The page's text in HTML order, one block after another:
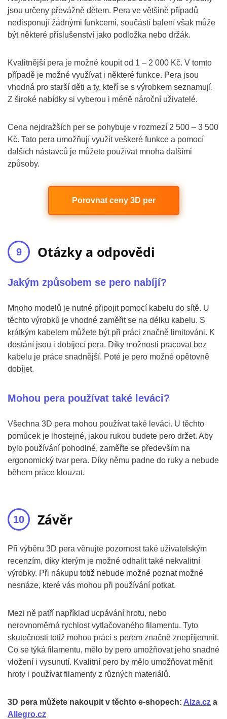
jsou určeny převážně dětem. Pera ve většině případů
nedisponují žádnými funkcemi, součástí balení však může
být některé příslušenství jako podložka nebo držák.
Kvalitnější pera je možné koupit od 1 – 2 000 Kč. V tomto
případě je možné využívat i některé funkce. Pera jsou
vhodná pro starší děti a ty, kteří se s výrobkem seznamují.
Z široké nabídky si vyberou i méně nároční uživatelé.
Cena nejdražších per se pohybuje v rozmezí 2 500 – 3 500
Kč. Tato pera umožňují využít veškeré funkce a pomocí
dalších nástavců je můžete používat mnoha dalšími
způsoby.
Porovnat ceny 3D per
Otázky a odpovědi
Jakým způsobem se pero nabíjí?
Mnoho modelů je nutné připojit pomocí kabelu do sítě. U
těchto výrobků je vhodné zaměřit se na délku kabelu. S
krátkým kabelem můžete být při práci značně limitováni. K
dostání jsou i dobíjecí pera. Díky možnosti pracovat bez
kabelu je práce snadnější. Poté je pero možné opětovně
dobíjet.
Mohou pera používat také leváci?
Všechna 3D pera mohou používat také leváci. U těchto
pomůcek je lhostejné, jakou rukou budete pero držet. Aby
bylo používání pohodlné, zaměřte se především na
ergonomický tvar pera. Díky němu padne do ruky a nebude
během práce klouzat.
Závěr
Při výběru 3D pera věnujte pozornost také uživatelským
recenzím, díky kterým je možné odhalit také nekvalitní
výrobky. Při nákupu totiž nebude možné poznat možné
nesnáze, které vás mohou při používání potkat.
Mezi ně patří například ucpávání hrotu, nebo
nerovnoměrná rychlost vytlačovaného filamentu. Tyto
skutečnosti totiž mohou práci s perem značně znepříjemnit.
Co se týká filamentu, mělo by pero umožňovat jeho snadné
vložení i vysunutí. Kvalitní pero by mělo umožňovat měnit
hroty i používat filamenty z různých materiálů.
3D pera můžete nakoupit v těchto e-shopech: Alza.cz a
Allegro.cz